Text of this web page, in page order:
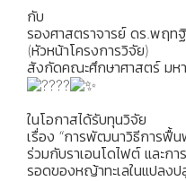
กับ
รองศาสตราจารย์ ดร.พฤ
(หัวหน้าโครงการวิจัย)
สังกัดคณะศึกษาศาสตร์ มห
ในโอกาสได้รับทุนวิจัย
เรื่อง “การพัฒนาวิธีการฟื้
ร่วมกับราเอนโดไฟต์ และก
รอดของหญ้าทะเลในแปลง